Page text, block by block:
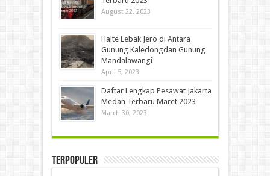
August 22, 2023
Halte Lebak Jero di Antara
Gunung Kaledongdan Gunung
Mandalawangi
April 5, 2023
Daftar Lengkap Pesawat Jakarta
Medan Terbaru Maret 2023
March 30, 2023
Terpopuler